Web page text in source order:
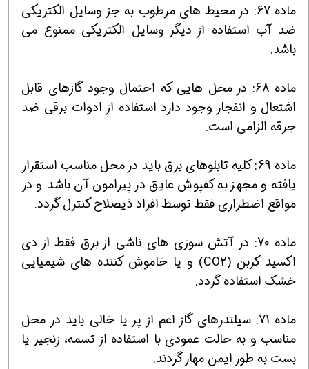
ماده 67: در محیط های مرطوب به جز وسایل الكتریكی
ضد آب استفاده از دیگر وسایل الكتریكی ممنوع می
باشد.
ماده 68: در محل هایی كه احتمال وجود گازهای قابل
اشتعال و انفجار وجود دارد استفاده از ادوات برقی ضد
جرقه الزامی است.
ماده 69: كلیه تابلوهای برق باید در محل مناسب استقرار
یافته و مجهز به كفپوش عایق در پیرامون آن باشد و در
مواقع اضطراری فقط توسط افراد ذیصلاح كنترل گردد.
ماده 70: در آتش سوزی های ناشی از برق فقط از دی
اكسید كربن (CO2) و یا خاموش كننده های شیمیایی
خشك استفاده گردد.
ماده 71: سیلندرهای گاز اعم از پر یا خالی باید در محل
مناسب و به حالت عمودی با استفاده از تسمه، زنجیر یا
بست به طور ایمن مهار گردند.